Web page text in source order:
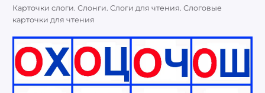
Карточки слоги. Слонги. Слоги для чтения. Слоговые
карточки для чтения